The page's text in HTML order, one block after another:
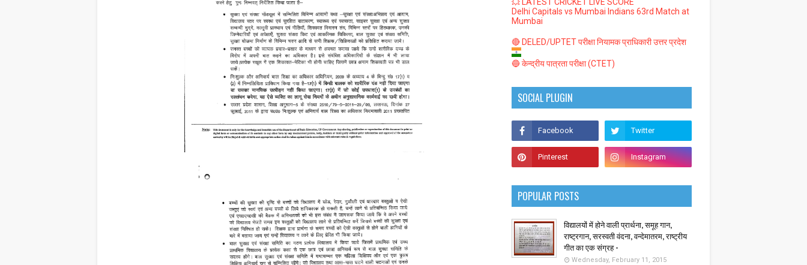
Delhi Capitals vs Mumbai Indians 63rd Match at
Mumbai
🔴 DELED/UPTET परीक्षा नियामक प्राधिकारी उत्तर प्रदेश
🔵 केन्द्रीय पात्रता परीक्षा (CTET)
SOCIAL PLUGIN
POPULAR POSTS
विद्यालयों में होने वाली प्रार्थना, समूह गान,
राष्ट्रगान, सरस्वती वंदना, वन्देमातरम, राष्ट्रीय
गीत का एक संग्रह -
Wednesday, February 11, 2015